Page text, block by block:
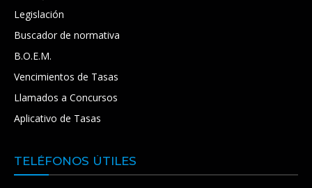
Legislación
Buscador de normativa
B.O.E.M.
Vencimientos de Tasas
Llamados a Concursos
Aplicativo de Tasas
TELÉFONOS ÚTILES